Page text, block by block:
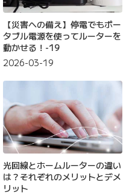
【災害への備え】停電でもポー
タブル電源を使ってルーターを
動かせる！-19
2026-03-19
光回線とホームルーターの違い
は？それぞれのメリットとデメ
リット